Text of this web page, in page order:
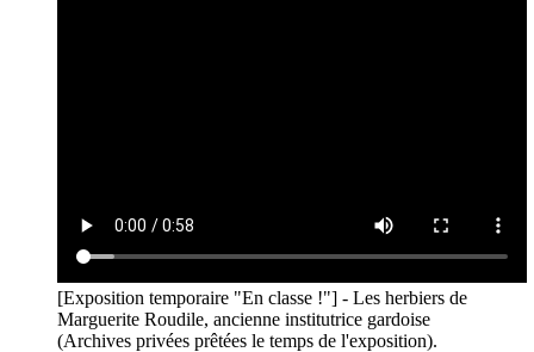
[Exposition temporaire "En classe !"] - Les herbiers de
Marguerite Roudile, ancienne institutrice gardoise
(Archives privées prêtées le temps de l'exposition).